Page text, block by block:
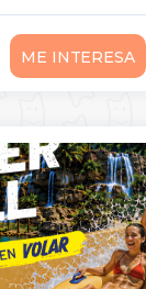
ME INTERESA